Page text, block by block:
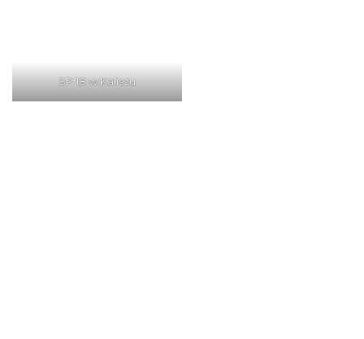
SP 18 w Kaliszu